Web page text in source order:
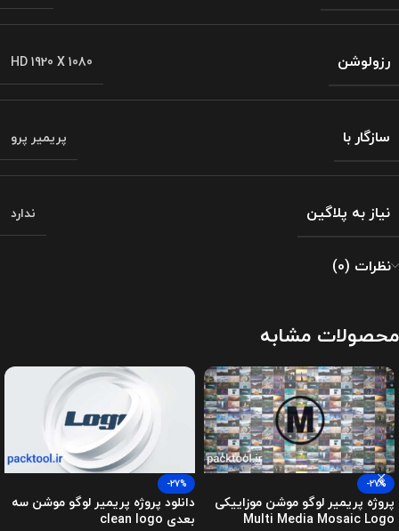
رزولوشن HD 1920 X 1080
سازگار با پریمیر پرو
نیاز به پلاگین ندارد
نظرات (0)
محصولات مشابه
-27%
پروژه پریمیر لوگو موشن موزاییکی
Multi Media Mosaic Logo
-27%
دانلود پروژه پریمیر لوگو موشن سه
بعدی clean logo